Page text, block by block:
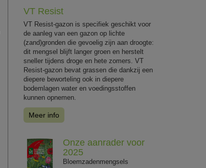
VT Resist
VT Resist-gazon is specifiek geschikt voor
de aanleg van een gazon op lichte
(zand)gronden die gevoelig zijn aan droogte:
dit mengsel blijft langer groen en herstelt
sneller tijdens droge en hete zomers. VT
Resist-gazon bevat grassen die dankzij een
diepere beworteling ook in diepere
bodemlagen water en voedingsstoffen
kunnen opnemen.
Meer info
Onze aanrader voor
2025
Bloemzadenmengsels